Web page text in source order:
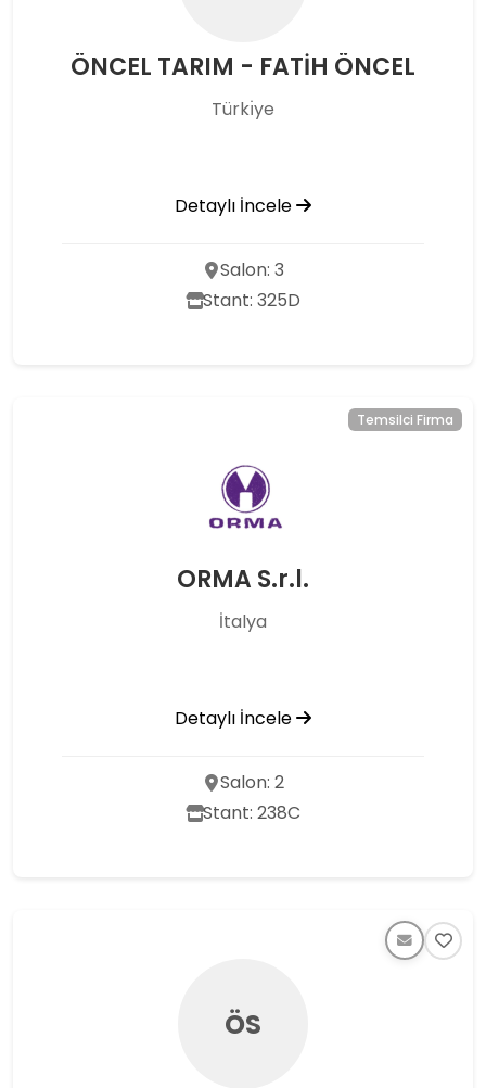
ÖNCEL TARIM - FATİH ÖNCEL
Türkı̇ye
Detaylı İncele
Salon: 3
Stant: 325D
Temsilci Firma
ORMA S.r.l.
İtalya
Detaylı İncele
Salon: 2
Stant: 238C
ÖS